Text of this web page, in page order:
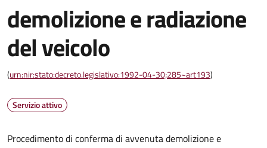
demolizione e radiazione
del veicolo
(urn:nir:stato:decreto.legislativo:1992-04-30;285~art193)
Servizio attivo
Procedimento di conferma di avvenuta demolizione e